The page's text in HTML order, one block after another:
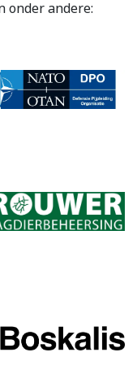
onder andere: